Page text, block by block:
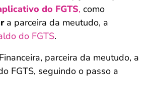
do FGTS, como
a parceira da meutudo, a
do FGTS.
parceira da meutudo, a
FGTS, seguindo o passo a